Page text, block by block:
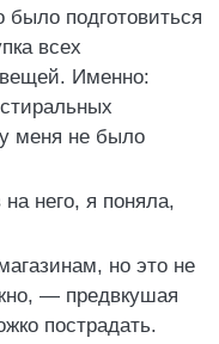
подготовиться
всех
Именно:
меня не было
него, я поняла,
но это не
— предвкушая
пострадать.